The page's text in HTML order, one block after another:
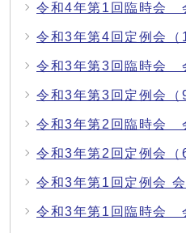
令和4年第1回臨時会
令和3年第4回定例会（
令和3年第3回臨時会
令和3年第3回定例会（
令和3年第2回臨時会
令和3年第2回定例会（
令和3年第1回定例会 会
令和3年第1回臨時会